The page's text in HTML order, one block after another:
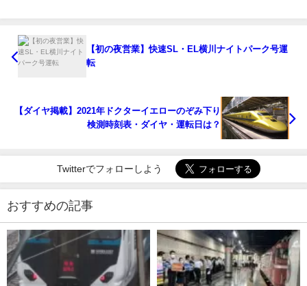
【初の夜営業】快速SL・EL横川ナイトパーク号運
転
【ダイヤ掲載】2021年ドクターイエローのぞみ下り
検測時刻表・ダイヤ・運転日は？
Twitterでフォローしよう
おすすめの記事